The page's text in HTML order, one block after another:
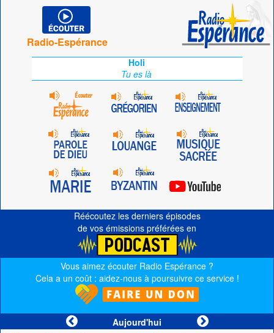
Radio-Espérance
Holi
Tu es là
Réécoutez les derniers épisodes
de vos émissions préférées en
Vous aimez écouter Radio Espérance ?
Cela a un coût : aidez-nous à poursuivre ce service !
Aujourd'hui